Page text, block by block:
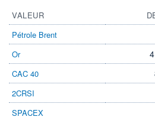
LIMITE À LA
BAISSE
0,000
RENDEMENT
-
DIVIDENDE
0,00 EUR
VALEUR
Pétrole Brent
Or
CAC 40
2CRSI
SPACEX